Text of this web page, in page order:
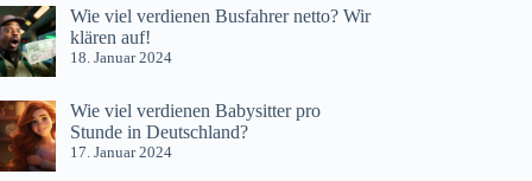
Wie viel verdienen Busfahrer netto? Wir
klären auf!
18. Januar 2024
Wie viel verdienen Babysitter pro
Stunde in Deutschland?
17. Januar 2024